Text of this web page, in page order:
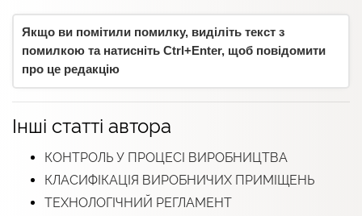
Якщо ви помітили помилку, виділіть текст з
помилкою та натисніть Ctrl+Enter, щоб повідомити
про це редакцію
Інші статті автора
КОНТРОЛЬ У ПРОЦЕСІ ВИРОБНИЦТВА
КЛАСИФІКАЦІЯ ВИРОБНИЧИХ ПРИМІЩЕНЬ
ТЕХНОЛОГІЧНИЙ РЕГЛАМЕНТ